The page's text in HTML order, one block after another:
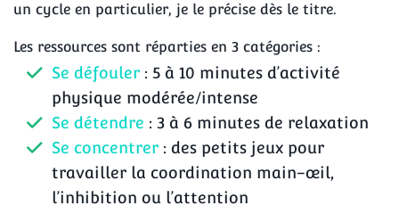
un cycle en particulier, je le précise dès le titre.
Les ressources sont réparties en 3 catégories :
Se défouler : 5 à 10 minutes d’activité
physique modérée/intense
Se détendre : 3 à 6 minutes de relaxation
Se concentrer : des petits jeux pour
travailler la coordination main-œil,
l’inhibition ou l’attention